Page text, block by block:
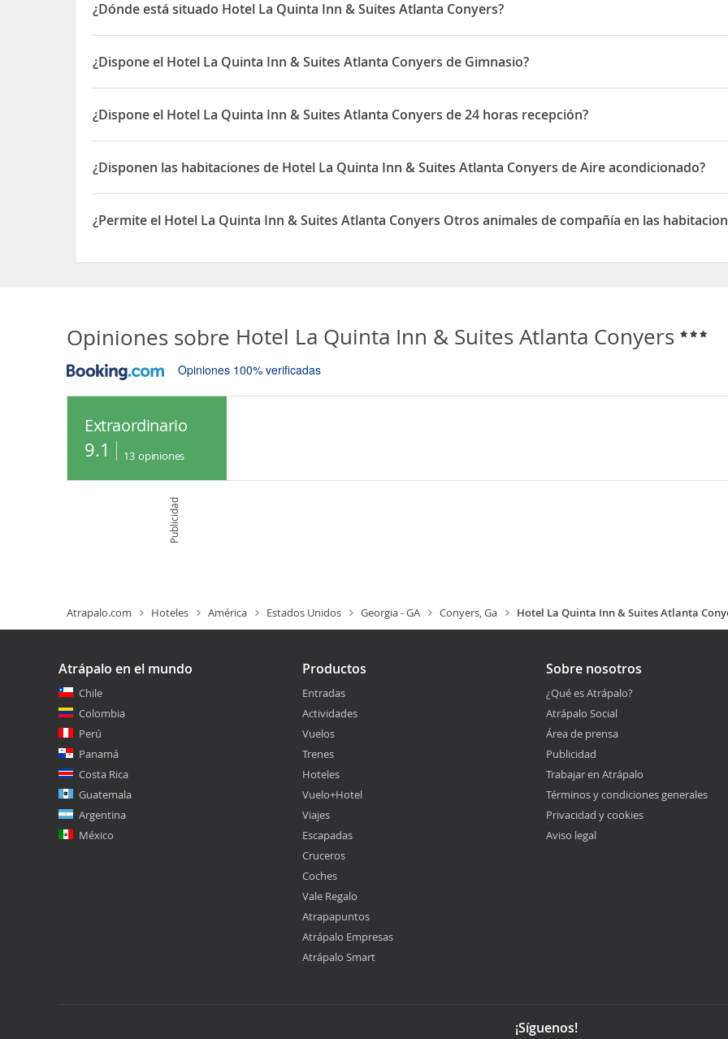
¿Dónde está situado Hotel La Quinta Inn & Suites Atlanta Conyers?
El Hotel La Quinta Inn & Suites Atlanta Conyers está situado en 1184 Dogwood Drive
¿Dispone el Hotel La Quinta Inn & Suites Atlanta Conyers de Gimnasio?
Sí, el Hotel La Quinta Inn & Suites Atlanta Conyers dispone de Gimnasio
¿Dispone el Hotel La Quinta Inn & Suites Atlanta Conyers de 24 horas recepción?
Sí, el Hotel La Quinta Inn & Suites Atlanta Conyers dispone de 24 horas recepción
¿Disponen las habitaciones de Hotel La Quinta Inn & Suites Atlanta Conyers de Aire acondicionado?
Sí, las habitaciones del Hotel La Quinta Inn & Suites Atlanta Conyers disponen de Aire acondicionado
¿Permite el Hotel La Quinta Inn & Suites Atlanta Conyers Otros animales de compañía en las
Opiniones sobre Hotel La Quinta Inn & Suites Atlanta Conyers
Opiniones 100% verificadas
Extraordinario
9.1 13 opiniones
Publicidad
Atrapalo.com Hoteles América Estados Unidos Georgia - GA Conyers, Ga Hotel La Quinta Inn & Suites Atlanta
Atrápalo en el mundo
Chile
Colombia
Perú
Panamá
Costa Rica
Guatemala
Argentina
México
Productos
Entradas
Actividades
Vuelos
Trenes
Hoteles
Vuelo+Hotel
Viajes
Escapadas
Cruceros
Coches
Vale Regalo
Atrapapuntos
Atrápalo Empresas
Atrápalo Smart
Sobre nosotros
¿Qué es Atrápalo?
Atrápalo Social
Área de prensa
Publicidad
Trabajar en Atrápalo
Términos y condiciones generales
Privacidad y cookies
Aviso legal
¡Síguenos!